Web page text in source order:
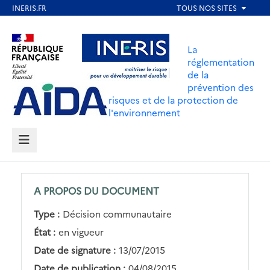
contenu
principal
Aller au contenu Aller au menu
Aller au pied de page
La
réglementation
de la
prévention des
risques et de la protection de
l'environnement
MENU
A PROPOS DU DOCUMENT
Type : Décision communautaire
État : en vigueur
Date de signature : 13/07/2015